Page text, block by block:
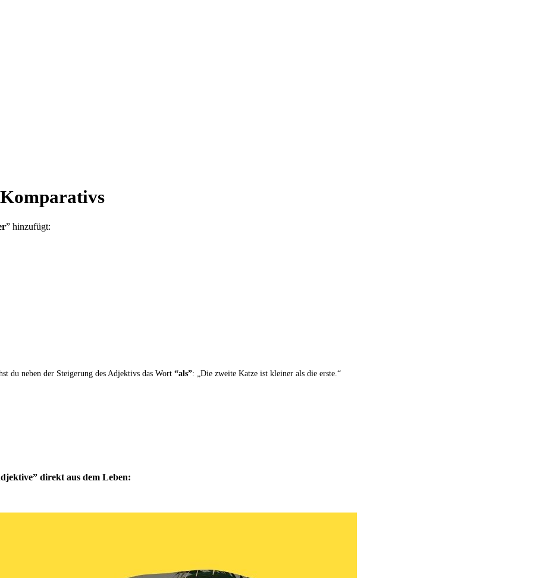
” hinzufügt:
du neben der Steigerung des Adjektivs das Wort “als”: „Die zweite Katze ist kleiner als die erste.“
direkt aus dem Leben: